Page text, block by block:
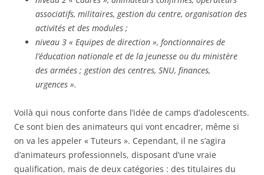
associatifs, militaires, gestion du centre, organisation des
activités et des modules ;
niveau 3 « Equipes de direction », fonctionnaires de
l’éducation nationale et de la jeunesse ou du ministère
des armées ; gestion des centres, SNU, finances,
urgences ».
Voilà qui nous conforte dans l’idée de camps d’adolescents.
Ce sont bien des animateurs qui vont encadrer, même si
on va les appeler « Tuteurs ». Cependant, il ne s’agira
d’animateurs professionnels, disposant d’une vraie
qualification, mais de deux catégories : des titulaires du